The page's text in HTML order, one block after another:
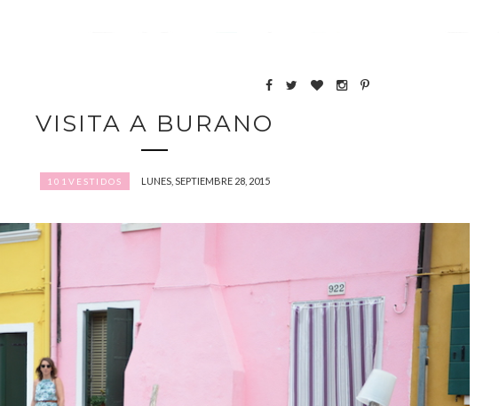
VISITA A BURANO
101VESTIDOS LUNES, SEPTIEMBRE 28, 2015